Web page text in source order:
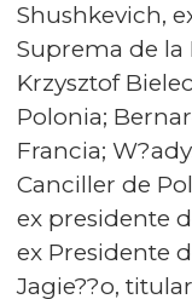
Shushkevich,
Suprema de la
Krzysztof
Polonia;
Francia;
Canciller de
ex presidente
ex Presidente
Jagie??o,